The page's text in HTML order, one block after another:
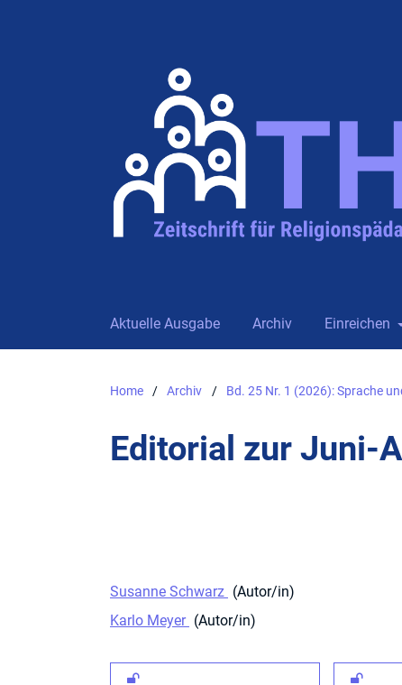
Aktuelle Ausgabe Archiv Einreichen
Home / Archiv / Bd. 25 Nr. 1 (2026): Sprache
Editorial zur Juni-
Susanne Schwarz Autor/in
Karlo Meyer Autor/in